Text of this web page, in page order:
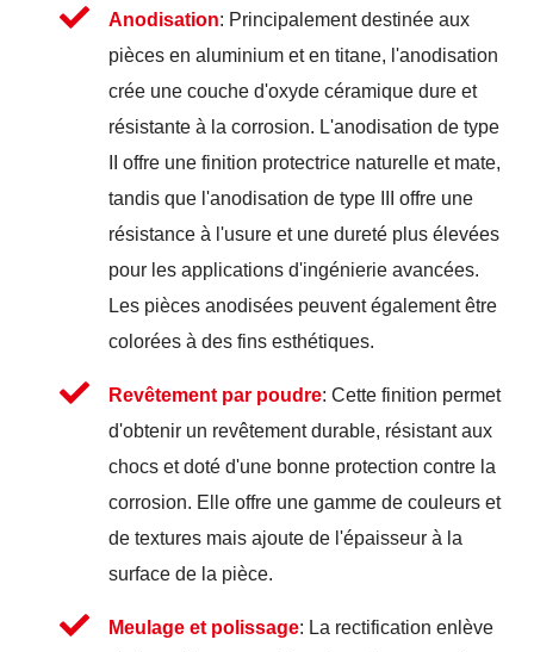
Anodisation: Principalement destinée aux
pièces en aluminium et en titane, l'anodisation
crée une couche d'oxyde céramique dure et
résistante à la corrosion. L'anodisation de type
II offre une finition protectrice naturelle et mate,
tandis que l'anodisation de type III offre une
résistance à l'usure et une dureté plus élevées
pour les applications d'ingénierie avancées.
Les pièces anodisées peuvent également être
colorées à des fins esthétiques.
Revêtement par poudre: Cette finition permet
d'obtenir un revêtement durable, résistant aux
chocs et doté d'une bonne protection contre la
corrosion. Elle offre une gamme de couleurs et
de textures mais ajoute de l'épaisseur à la
surface de la pièce.
Meulage et polissage: La rectification enlève